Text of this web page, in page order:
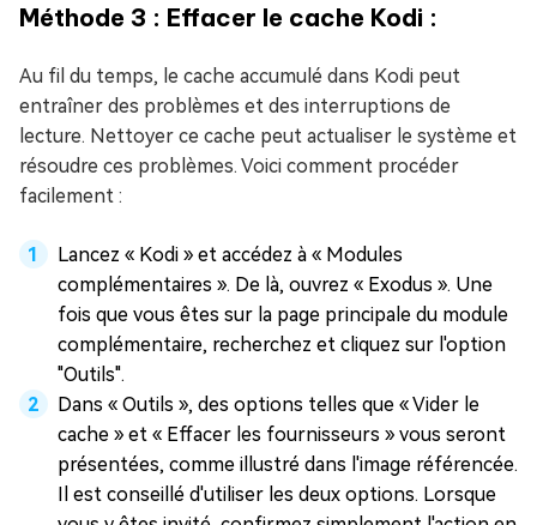
Méthode 3 : Effacer le cache Kodi :
Au fil du temps, le cache accumulé dans Kodi peut
entraîner des problèmes et des interruptions de
lecture. Nettoyer ce cache peut actualiser le système et
résoudre ces problèmes. Voici comment procéder
facilement :
Lancez « Kodi » et accédez à « Modules
complémentaires ». De là, ouvrez « Exodus ». Une
fois que vous êtes sur la page principale du module
complémentaire, recherchez et cliquez sur l'option
"Outils".
Dans « Outils », des options telles que « Vider le
cache » et « Effacer les fournisseurs » vous seront
présentées, comme illustré dans l'image référencée.
Il est conseillé d'utiliser les deux options. Lorsque